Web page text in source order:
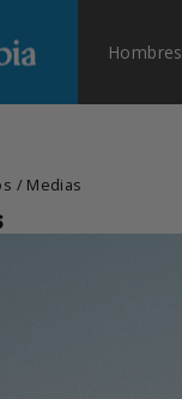
Hombres
/ Medias